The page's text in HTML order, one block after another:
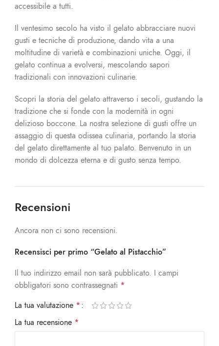
accessibile a tutti.
Il ventesimo secolo ha visto il gelato abbracciare nuovi
gusti e tecniche di produzione, dando vita a una
moltitudine di varietà e combinazioni uniche. Oggi, il
gelato continua a evolversi, mescolando sapori
tradizionali con innovazioni culinarie.
Scopri la storia del gelato attraverso i secoli, gustando la
tradizione che si fonde con la modernità in ogni
delizioso boccone. La nostra selezione di gusti offre un
assaggio di questa odissea culinaria, portando la storia
del gelato direttamente al tuo palato. Benvenuto in un
mondo di dolcezza eterna e di gusto senza tempo.
Recensioni
Ancora non ci sono recensioni.
Recensisci per primo “Gelato al Pistacchio”
Il tuo indirizzo email non sarà pubblicato. I campi
obbligatori sono contrassegnati *
La tua valutazione *
La tua recensione *